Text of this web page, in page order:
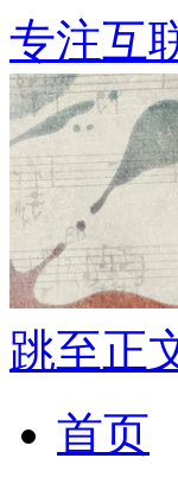
专注互
跳至正
首页